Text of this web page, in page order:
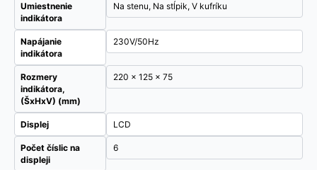
Umiestnenie
indikátora
Na stenu, Na stĺpik, V kufríku
Napájanie
indikátora
230V/50Hz
Rozmery
indikátora,
(ŠxHxV) (mm)
220 x 125 x 75
Displej LCD
Počet číslic na
displeji
6